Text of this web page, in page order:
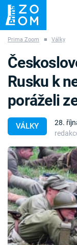
ZÁHADY
Témata
Témata
Pořady
TV Program
Časopis
Prima Zoom ■ Války
VÁLKY
28.
Rusku k
poráželi